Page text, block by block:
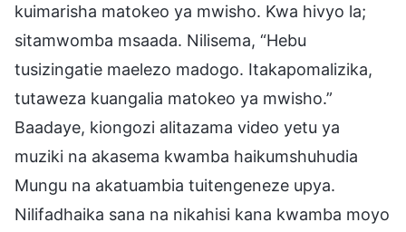
kuimarisha matokeo ya mwisho. Kwa hivyo la;
sitamwomba msaada. Nilisema, “Hebu
tusizingatie maelezo madogo. Itakapomalizika,
tutaweza kuangalia matokeo ya mwisho.”
Baadaye, kiongozi alitazama video yetu ya
muziki na akasema kwamba haikumshuhudia
Mungu na akatuambia tuitengeneze upya.
Nilifadhaika sana na nikahisi kana kwamba moyo